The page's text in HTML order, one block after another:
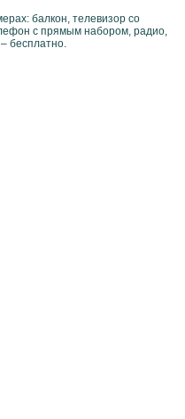
балкон, телевизор со
с прямым набором, радио,
бесплатно.